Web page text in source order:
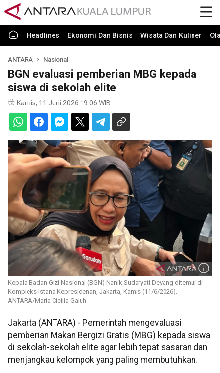
Headlines Ekonomi Dan Bisnis Wisata Dan Kuliner
ANTARA Nasional
BGN evaluasi pemberian MBG kepada
siswa di sekolah elite
Kamis, 11 Juni 2026 19:06 WIB
Kepala Badan Gizi Nasional (BGN) Nanik Sudaryati Deyang ditemui di
Kompleks Istana Kepresidenan, Jakarta, Kamis (11/6/2026).
ANTARA/Maria Cicilia Galuh
Jakarta (ANTARA) - Pemerintah mengevaluasi
pemberian Makan Bergizi Gratis (MBG) kepada siswa
di sekolah-sekolah elite agar lebih tepat sasaran dan
menjangkau kelompok yang paling membutuhkan.